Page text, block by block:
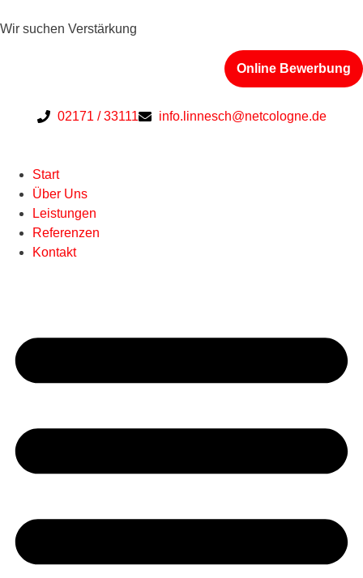
Wir suchen Verstärkung
Online Bewerbung
02171 / 33111 info.linnesch@netcologne.de
Start
Über Uns
Leistungen
Referenzen
Kontakt